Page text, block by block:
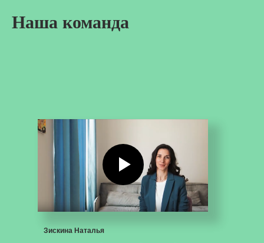
Наша команда
Зискина Наталья